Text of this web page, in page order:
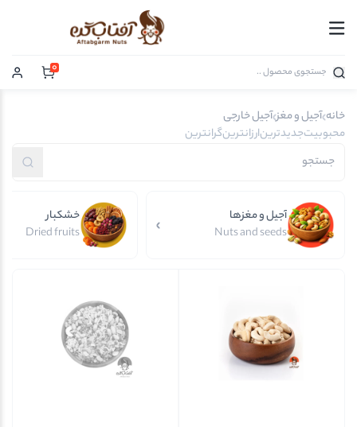
0
خانه آجیل و مغز آجیل خارجی
محبوبیتجدیدترینارزانترینگرانترین
آجیل و مغزها
Nuts and seeds
خشکبار
Dried fruits